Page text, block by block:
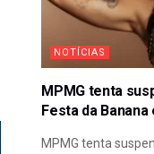
NOTÍCIAS
MPMG tenta
Festa da
MPMG tenta